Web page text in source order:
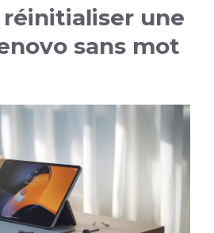
une
sans mot